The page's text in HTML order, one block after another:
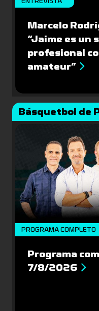
Marcelo
“Jaime es un
profesional
amateur”
Básquetbol de
PROGRAMA COMPLETO
Programa
7/8/2026